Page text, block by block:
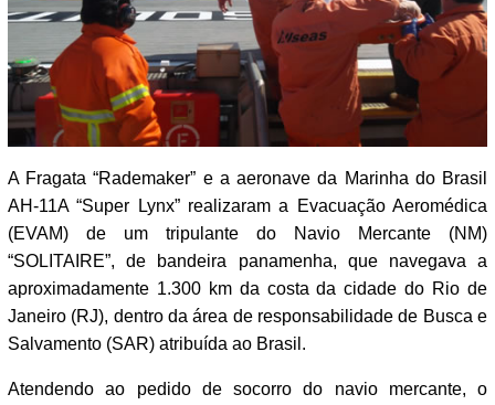
A Fragata “Rademaker” e a aeronave da Marinha do Brasil
AH-11A “Super Lynx” realizaram a Evacuação Aeromédica
(EVAM) de um tripulante do Navio Mercante (NM)
“SOLITAIRE”, de bandeira panamenha, que navegava a
aproximadamente 1.300 km da costa da cidade do Rio de
Janeiro (RJ), dentro da área de responsabilidade de Busca e
Salvamento (SAR) atribuída ao Brasil.
Atendendo ao pedido de socorro do navio mercante, o